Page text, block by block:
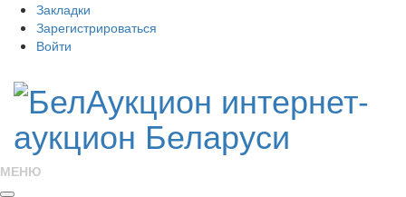
Закладки
Зарегистрироваться
Войти
МЕНЮ